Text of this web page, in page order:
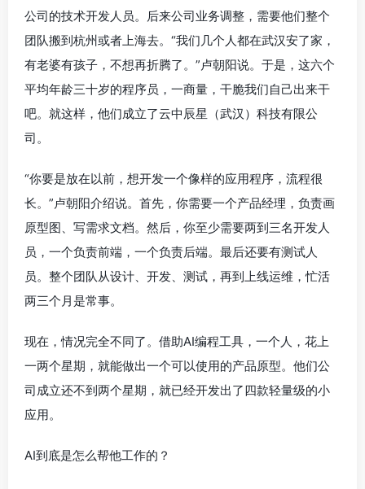
公司的技术开发人员。后来公司业务调整，需要他们整个
团队搬到杭州或者上海去。“我们几个人都在武汉安了家，
有老婆有孩子，不想再折腾了。”卢朝阳说。于是，这六个
平均年龄三十岁的程序员，一商量，干脆我们自己出来干
吧。就这样，他们成立了云中辰星（武汉）科技有限公
司。
“你要是放在以前，想开发一个像样的应用程序，流程很
长。”卢朝阳介绍说。首先，你需要一个产品经理，负责画
原型图、写需求文档。然后，你至少需要两到三名开发人
员，一个负责前端，一个负责后端。最后还要有测试人
员。整个团队从设计、开发、测试，再到上线运维，忙活
两三个月是常事。
现在，情况完全不同了。借助AI编程工具，一个人，花上
一两个星期，就能做出一个可以使用的产品原型。他们公
司成立还不到两个星期，就已经开发出了四款轻量级的小
应用。
AI到底是怎么帮他工作的？